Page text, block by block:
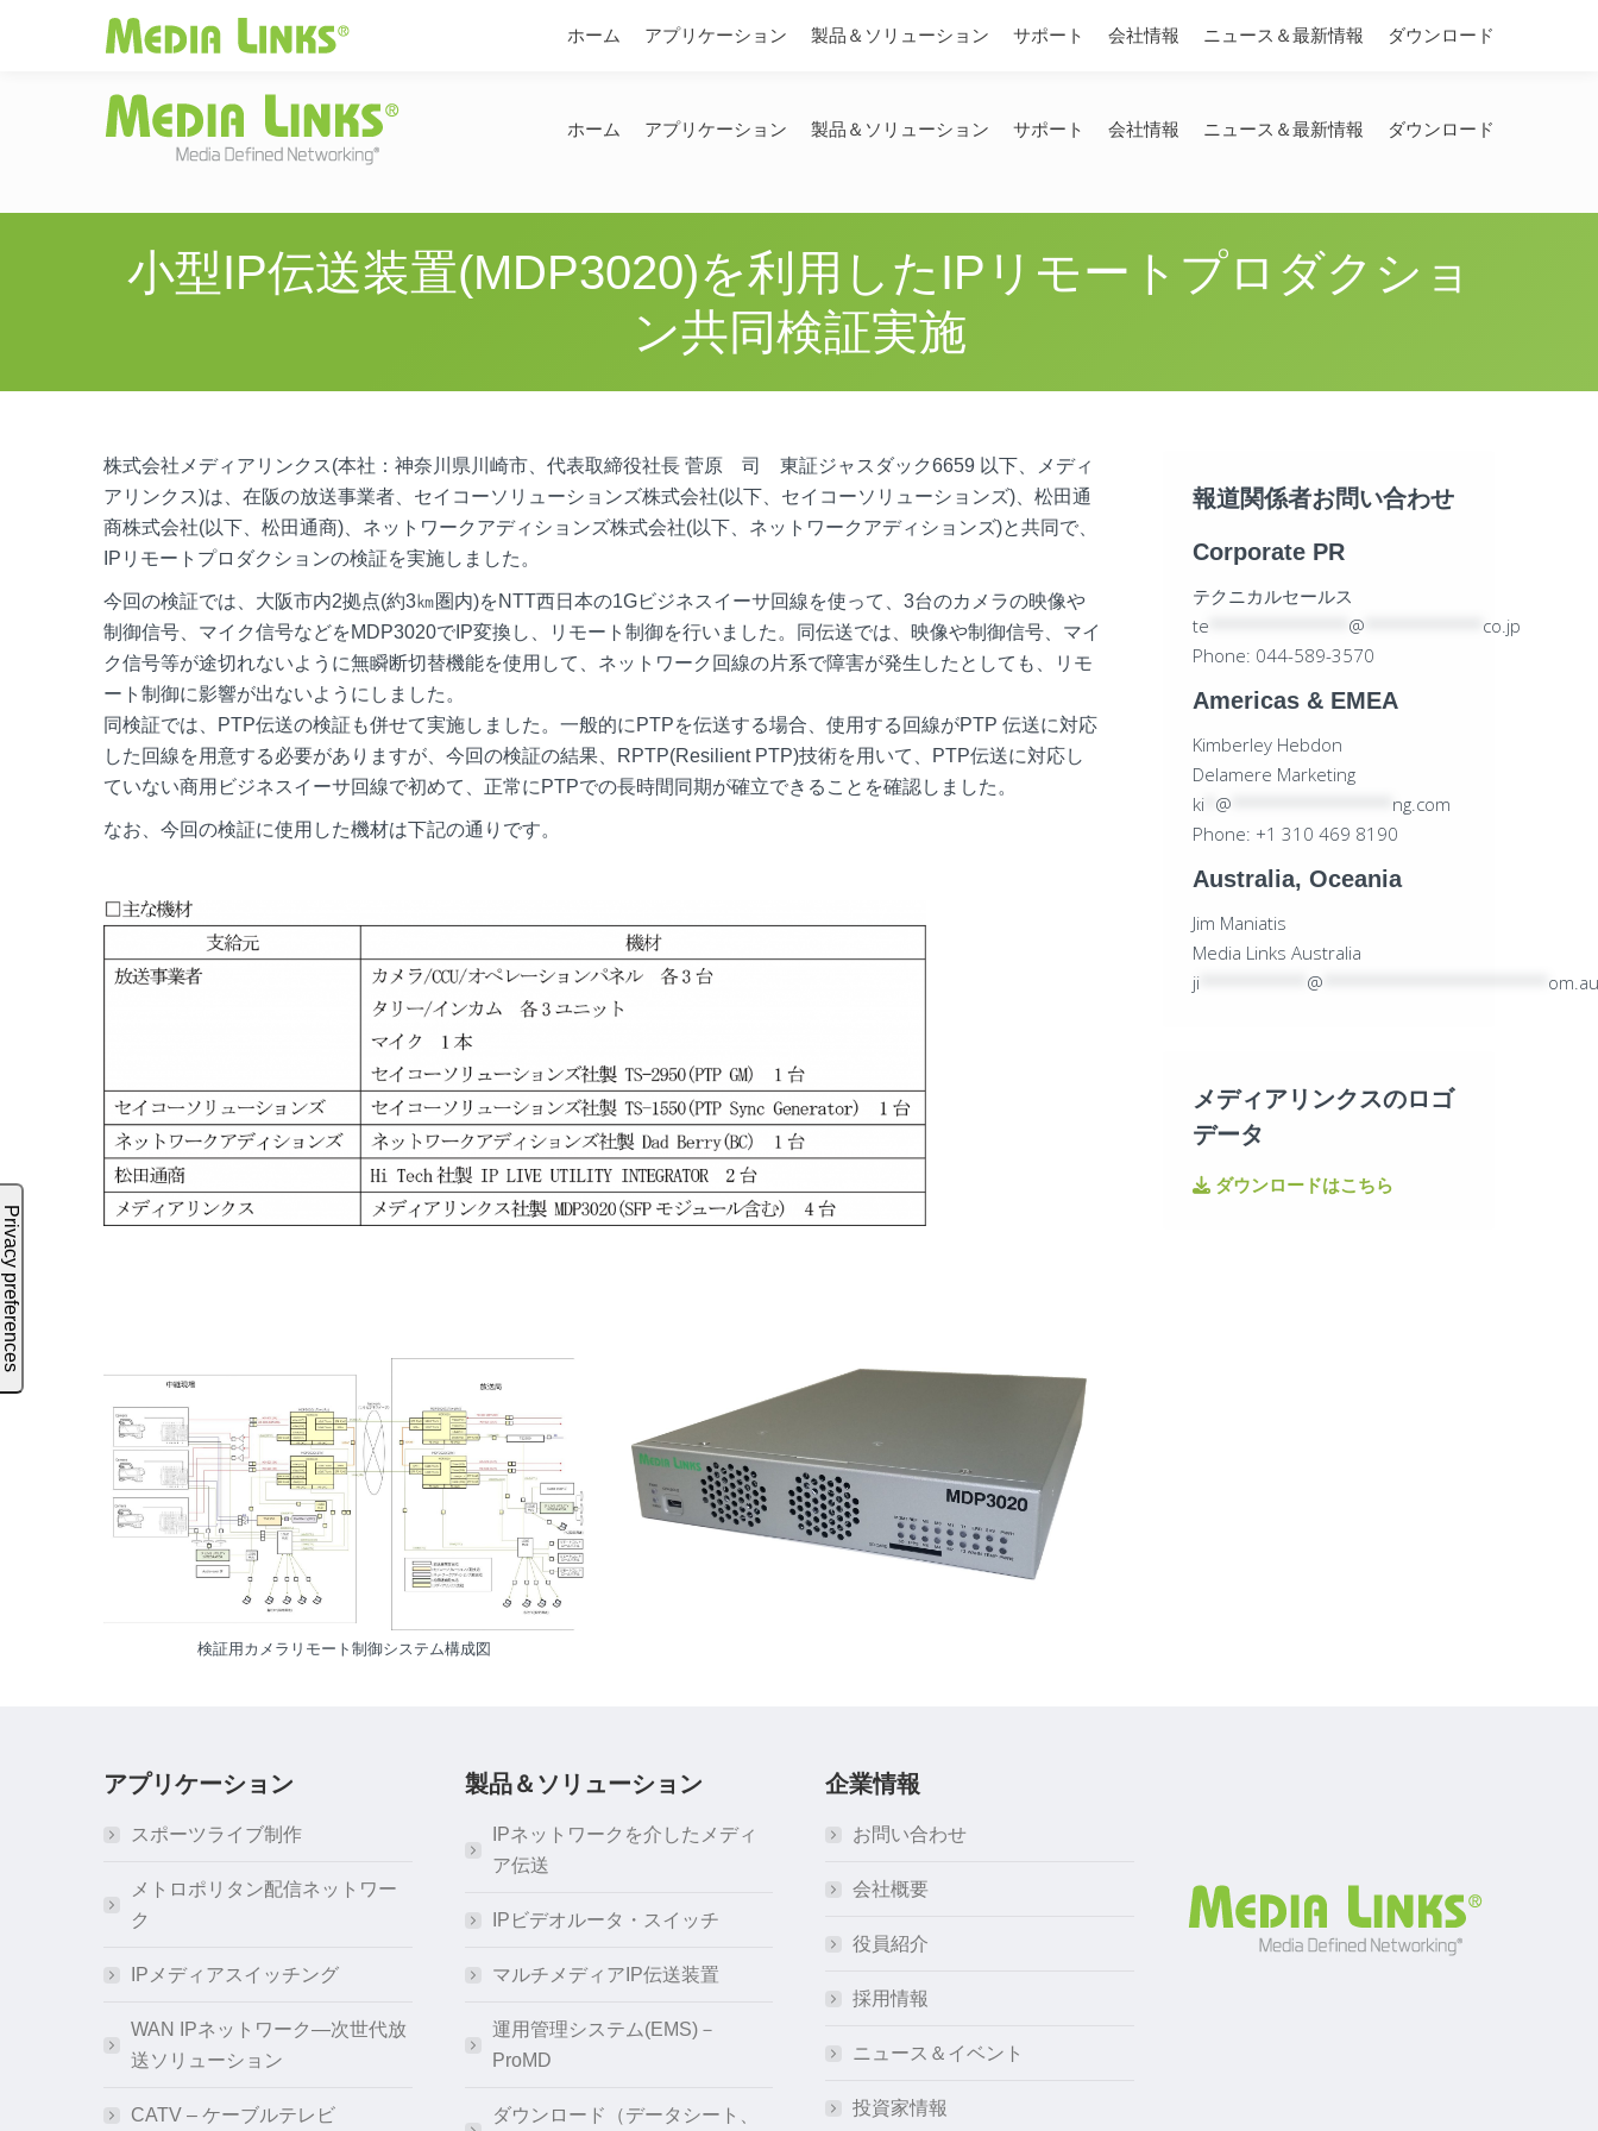
Media LinksJAPAN | Change
ホーム アプリケーション 製品＆ソリューション サポート 会社情報 ニュース＆最新情報 ダウンロード
小型IP伝送装置(MDP3020)を利用したIPリモートプロダクショ
ン共同検証実施
株式会社メディアリンクス(本社：神奈川県川崎市、代表取締役社長 菅原 司 東証ジャスダック6659 以下、メディ
アリンクス)は、在阪の放送事業者、セイコーソリューションズ株式会社(以下、セイコーソリューションズ)、松田通
商株式会社(以下、松田通商)、ネットワークアディションズ株式会社(以下、ネットワークアディションズ)と共同で、
IPリモートプロダクションの検証を実施しました。
今回の検証では、大阪市内2拠点(約3㎞圏内)をNTT西日本の1Gビジネスイーサ回線を使って、3台のカメラの映像や
制御信号、マイク信号などをMDP3020でIP変換し、リモート制御を行いました。同伝送では、映像や制御信号、マイ
ク信号等が途切れないように無瞬断切替機能を使用して、ネットワーク回線の片系で障害が発生したとしても、リモ
ート制御に影響が出ないようにしました。
同検証では、PTP伝送の検証も併せて実施しました。一般的にPTPを伝送する場合、使用する回線がPTP 伝送に対応
した回線を用意する必要がありますが、今回の検証の結果、RPTP(Resilient PTP)技術を用いて、PTP伝送に対応し
ていない商用ビジネスイーサ回線で初めて、正常にPTPでの長時間同期が確立できることを確認しました。
なお、今回の検証に使用した機材は下記の通りです。
検証用カメラリモート制御システム構成図
報道関係者お問い合わせ
Corporate PR
テクニカルセールス
te
@
co.jp
Phone: 044-589-3570
Americas & EMEA
Kimberley Hebdon
Delamere Marketing
ki @
ng.com
Phone: +1 310 469 8190
Australia, Oceania
Jim Maniatis
Media Links Australia
ji
@ om.au
メディアリンクスのロゴ
データ
ダウンロードはこちら
アプリケーション
スポーツライブ制作
メトロポリタン配信ネットワー
ク
IPメディアスイッチング
WAN IPネットワーク―次世代放
送ソリューション
CATV – ケーブルテレビ
製品＆ソリューション
IPネットワークを介したメディ
ア伝送
IPビデオルータ・スイッチ
マルチメディアIP伝送装置
運用管理システム(EMS)－
ProMD
ダウンロード（データシート、
企業情報
お問い合わせ
会社概要
役員紹介
採用情報
ニュース＆イベント
投資家情報
ホーム アプリケーション 製品＆ソリューション サポート 会社情報 ニュース＆最新情報 ダウンロード